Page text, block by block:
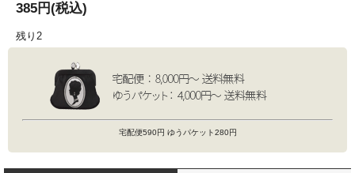
385円(税込)
残り2
宅配便590円 ゆうパケット280円